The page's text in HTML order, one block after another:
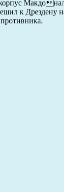
Макдо
к Дрездену